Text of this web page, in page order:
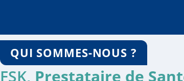
QUI SOMMES-NOUS ?
FSK, Prestataire de